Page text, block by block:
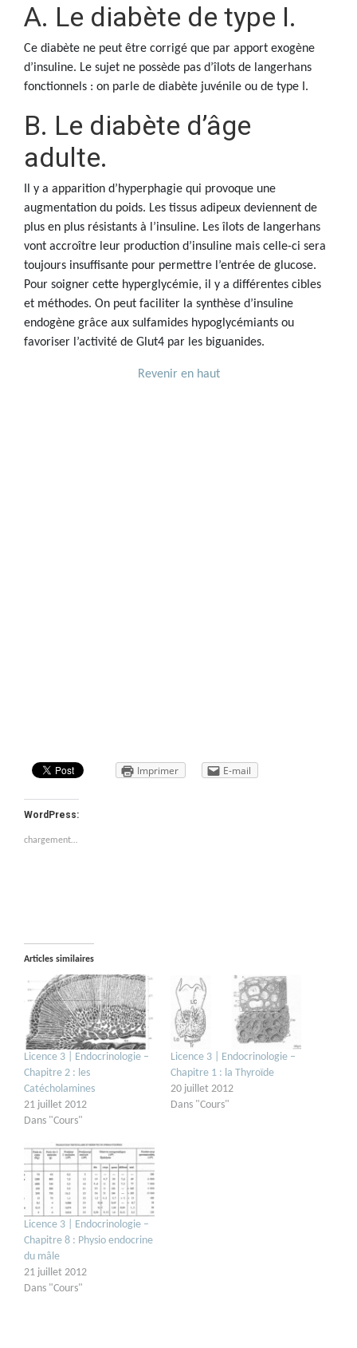
A. Le diabète de type I.
Ce diabète ne peut être corrigé que par apport exogène
d’insuline. Le sujet ne possède pas d’îlots de langerhans
fonctionnels : on parle de diabète juvénile ou de type I.
B. Le diabète d’âge
adulte.
Il y a apparition d’hyperphagie qui provoque une
augmentation du poids. Les tissus adipeux deviennent de
plus en plus résistants à l’insuline. Les îlots de langerhans
vont accroître leur production d’insuline mais celle-ci sera
toujours insuffisante pour permettre l’entrée de glucose.
Pour soigner cette hyperglycémie, il y a différentes cibles
et méthodes. On peut faciliter la synthèse d’insuline
endogène grâce aux sulfamides hypoglycémiants ou
favoriser l’activité de Glut4 par les biguanides.
Revenir en haut
Imprimer E-mail
WordPress:
chargement…
Articles similaires
Licence 3 | Endocrinologie –
Chapitre 2 : les
Catécholamines
21 juillet 2012
Dans "Cours"
Licence 3 | Endocrinologie –
Chapitre 1 : la Thyroïde
20 juillet 2012
Dans "Cours"
Licence 3 | Endocrinologie –
Chapitre 8 : Physio endocrine
du mâle
21 juillet 2012
Dans "Cours"